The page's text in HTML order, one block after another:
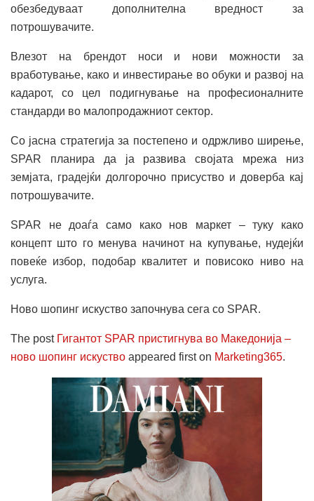
обезбедуваат дополнителна вредност за
потрошувачите.
Влезот на брендот носи и нови можности за
вработување, како и инвестирање во обуки и развој на
кадарот, со цел подигнување на професионалните
стандарди во малопродажниот сектор.
Со јасна стратегија за постепено и одржливо ширење,
SPAR планира да ја развива својата мрежа низ
земјата, градејќи долгорочно присуство и доверба кај
потрошувачите.
SPAR не доаѓа само како нов маркет – туку како
концепт што го менува начинот на купување, нудејќи
повеќе избор, подобар квалитет и повисоко ниво на
услуга.
Ново шопинг искуство започнува сега со SPAR.
The post Гигантот SPAR пристигнува во Македонија –
ново шопинг искуство appeared first on Marketing365.